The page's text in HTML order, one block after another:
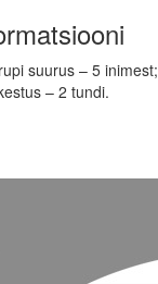
suurus – 5 inimest;
– 2 tundi.